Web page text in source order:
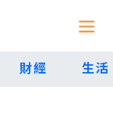
財經 生活